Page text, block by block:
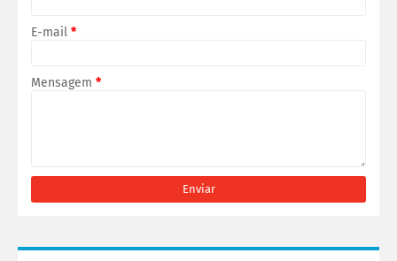
E-mail *
Mensagem *